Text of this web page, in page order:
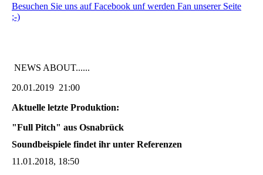
Besuchen Sie uns auf Facebook unf werden Fan unserer Seite
;-)
NEWS ABOUT......
20.01.2019 21:00
Aktuelle letzte Produktion:
"Full Pitch" aus Osnabrück
Soundbeispiele findet ihr unter Referenzen
11.01.2018, 18:50